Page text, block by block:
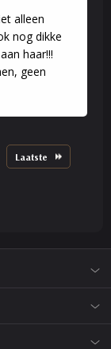
alleen
nog dikke
haar!!!
geen
Laatste